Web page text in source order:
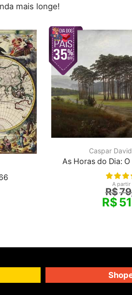
mais longe!
Caspar
As Horas do Dia:
A partir
R$
R$